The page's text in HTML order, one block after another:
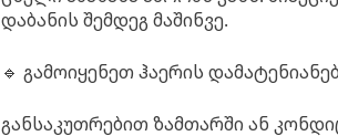
დაბანის შემდეგ მაშინვე.
🔹 გამოიყენეთ ჰაერის
განსაკუთრებით ზამთარში ან